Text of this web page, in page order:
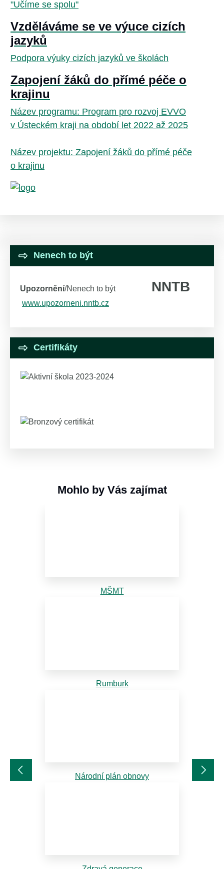
"Učíme se spolu"
Vzděláváme se ve výuce cizích
jazyků
Podpora výuky cizích jazyků ve školách
Zapojení žáků do přímé péče o
krajinu
Název programu: Program pro rozvoj EVVO
v Ústeckém kraji na období let 2022 až 2025
Název projektu: Zapojení žáků do přímé péče
o krajinu
Nenech to být
Upozornění/Nenech to být NNTB
www.upozorneni.nntb.cz
Certifikáty
Mohlo by Vás zajímat
MŠMT
Rumburk
Národní plán obnovy